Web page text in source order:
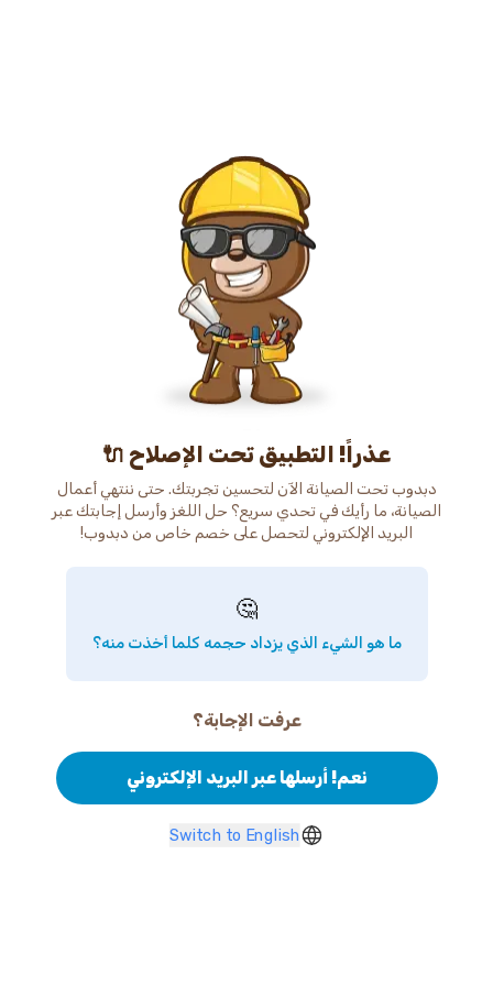
عذراً! التطبيق تحت الإصلاح 🔌
دبدوب تحت الصيانة الآن لتحسين تجربتك. حتى ننتهي أعمال
الصيانة، ما رأيك في تحدي سريع؟ حل اللغز وأرسل إجابتك عبر
البريد الإلكتروني لتحصل على خصم خاص من دبدوب!
🤔
ما هو الشيء الذي يزداد حجمه كلما أخذت منه؟
عرفت الإجابة؟
نعم! أرسلها عبر البريد الإلكتروني
Switch to English